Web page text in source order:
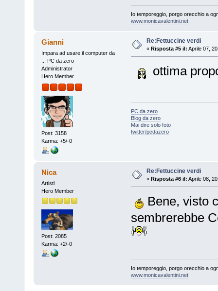
Io temporeggio, porgo orecchio a
www.monicavalentini.net
Gianni
Impara ad usare il computer da
... PC da zero
Administrator
Hero Member
Post: 3158
Karma: +5/-0
Re:Fettuccine verdi
« Risposta #5 il: Aprile 07,
ottima
PC da zero
Blog da zero
Mai dire solo foto
twitter/pcdazero
Nica
Artisti
Hero Member
Post: 2085
Karma: +2/-0
Re:Fettuccine verdi
« Risposta #6 il: Aprile 08,
Bene, visto
sembrerebbe
Io temporeggio, porgo orecchio a
www.monicavalentini.net